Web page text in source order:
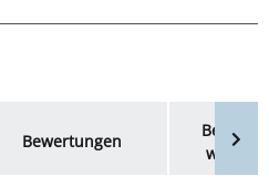
Bewertungen
wenn